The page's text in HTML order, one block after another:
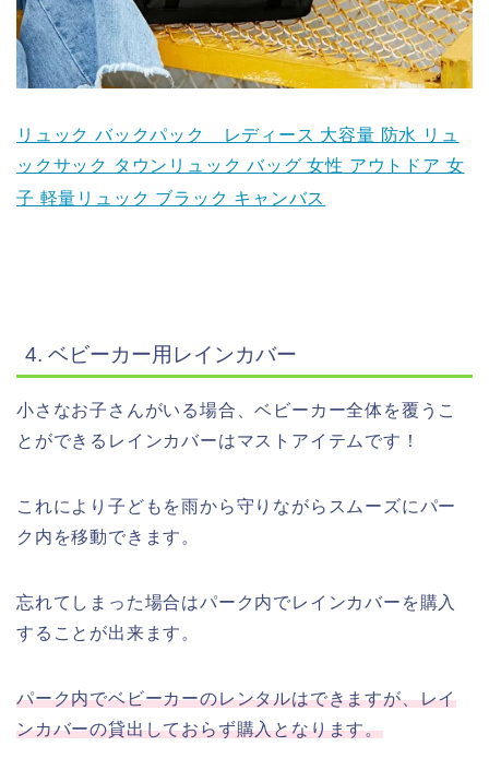
リュック バックパック レディース 大容量 防水 リュ
ックサック タウンリュック バッグ 女性 アウトドア 女
子 軽量リュック ブラック キャンバス
4. ベビーカー用レインカバー
小さなお子さんがいる場合、ベビーカー全体を覆うこ
とができるレインカバーはマストアイテムです！
これにより子どもを雨から守りながらスムーズにパー
ク内を移動できます。
忘れてしまった場合はパーク内でレインカバーを購入
することが出来ます。
パーク内でベビーカーのレンタルはできますが、レイ
ンカバーの貸出しておらず購入となります。